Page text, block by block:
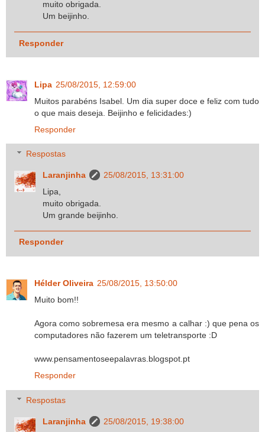
muito obrigada.
Um beijinho.
Responder
Lipa 25/08/2015, 12:59:00
Muitos parabéns Isabel. Um dia super doce e feliz com tudo
o que mais deseja. Beijinho e felicidades:)
Responder
Respostas
Laranjinha
25/08/2015, 13:31:00
Lipa,
muito obrigada.
Um grande beijinho.
Responder
Hélder Oliveira 25/08/2015, 13:50:00
Muito bom!!
Agora como sobremesa era mesmo a calhar :) que pena os
computadores não fazerem um teletransporte :D
www.pensamentoseepalavras.blogspot.pt
Responder
Respostas
Laranjinha
25/08/2015, 19:38:00